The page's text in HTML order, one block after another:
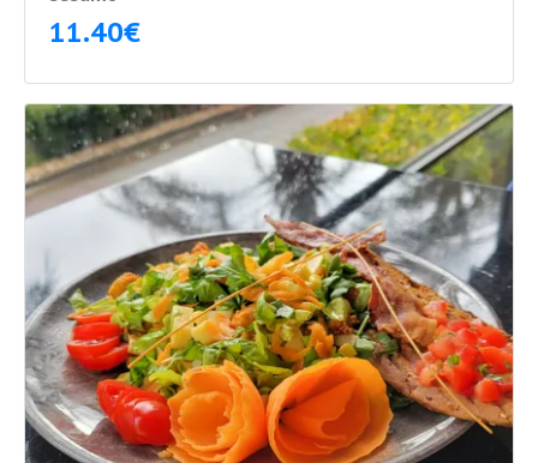
11.40€